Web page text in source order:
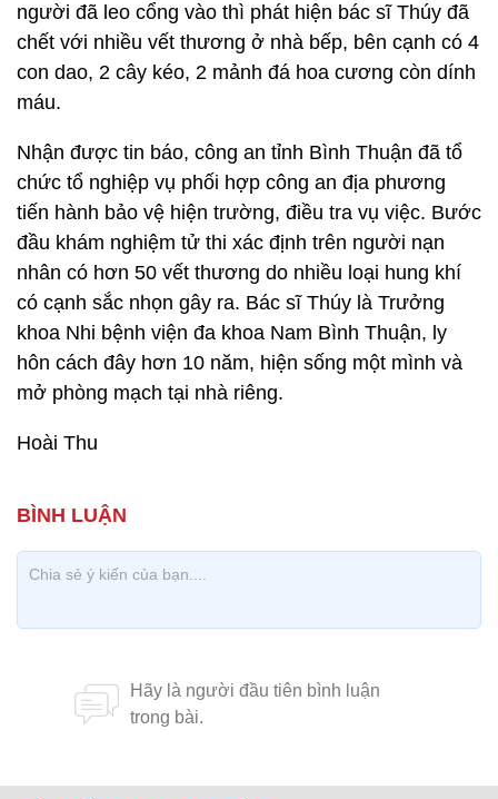
người đã leo cổng vào thì phát hiện bác sĩ Thúy đã
chết với nhiều vết thương ở nhà bếp, bên cạnh có 4
con dao, 2 cây kéo, 2 mảnh đá hoa cương còn dính
máu.
Nhận được tin báo, công an tỉnh Bình Thuận đã tổ
chức tổ nghiệp vụ phối hợp công an địa phương
tiến hành bảo vệ hiện trường, điều tra vụ việc. Bước
đầu khám nghiệm tử thi xác định trên người nạn
nhân có hơn 50 vết thương do nhiều loại hung khí
có cạnh sắc nhọn gây ra. Bác sĩ Thúy là Trưởng
khoa Nhi bệnh viện đa khoa Nam Bình Thuận, ly
hôn cách đây hơn 10 năm, hiện sống một mình và
mở phòng mạch tại nhà riêng.
Hoài Thu